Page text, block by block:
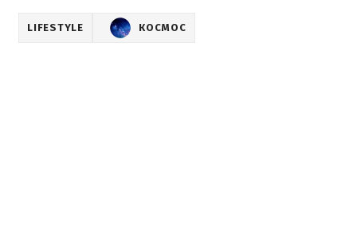
LIFESTYLE КОСМОС